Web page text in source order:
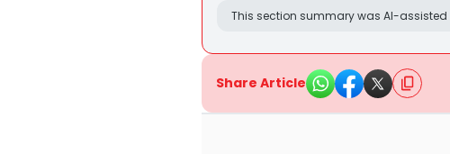
This section summary was AI-
Share Article